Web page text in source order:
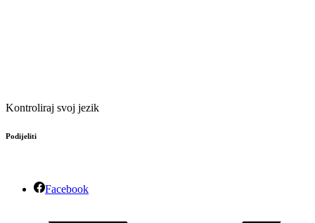
Kontroliraj svoj jezik
Podijeliti
Facebook